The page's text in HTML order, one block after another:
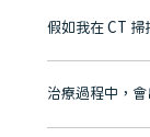
牌」、「2025香
至今已服務超過
市市民極高的口
有咨詢及服務保
假如我在 CT 掃
不會！只要未開
治療過程中，
不會，治療前我